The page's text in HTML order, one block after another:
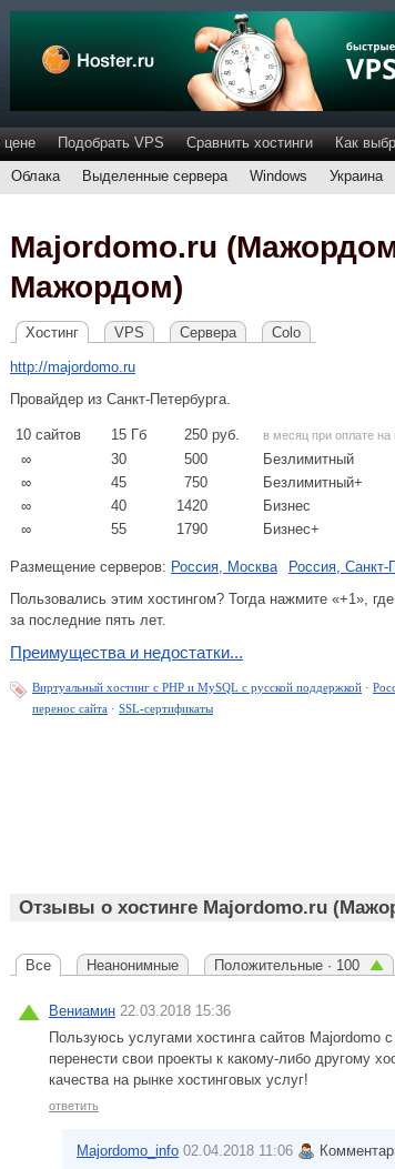
цене Подобрать VPS Сравнить хостинги Как
Облака Выделенные сервера Windows Украина
Majordomo.ru
Мажордом)
Хостинг VPS Сервера Colo
http://majordomo.ru
Провайдер из Санкт-Петербурга.
10 сайтов 15 Гб 250 руб. в месяц при оплате на
∞ 30 500
Безлимитный
∞
45 750
Безлимитный+
∞
40 1420
Бизнес
∞
55 1790 Бизнес+
Размещение серверов: Россия, Москва
Россия, Санкт-
Пользовались этим хостингом? Тогда нажмите «+1»,
за последние пять лет.
Преимущества и недостатки...
Виртуальный хостинг c PHP и MySQL с русской поддержкой ·
перенос сайта · SSL-сертификаты
Отзывы о хостинге Majordomo.ru
Все
Неанонимные Положительные · 100
Вениамин 22.03.2018 15:36
Пользуюсь услугами хостинга сайтов
перенести свои проекты к какому-либо другому
качества на рынке хостинговых услуг!
ответить
Majordomo_info 02.04.2018 11:06